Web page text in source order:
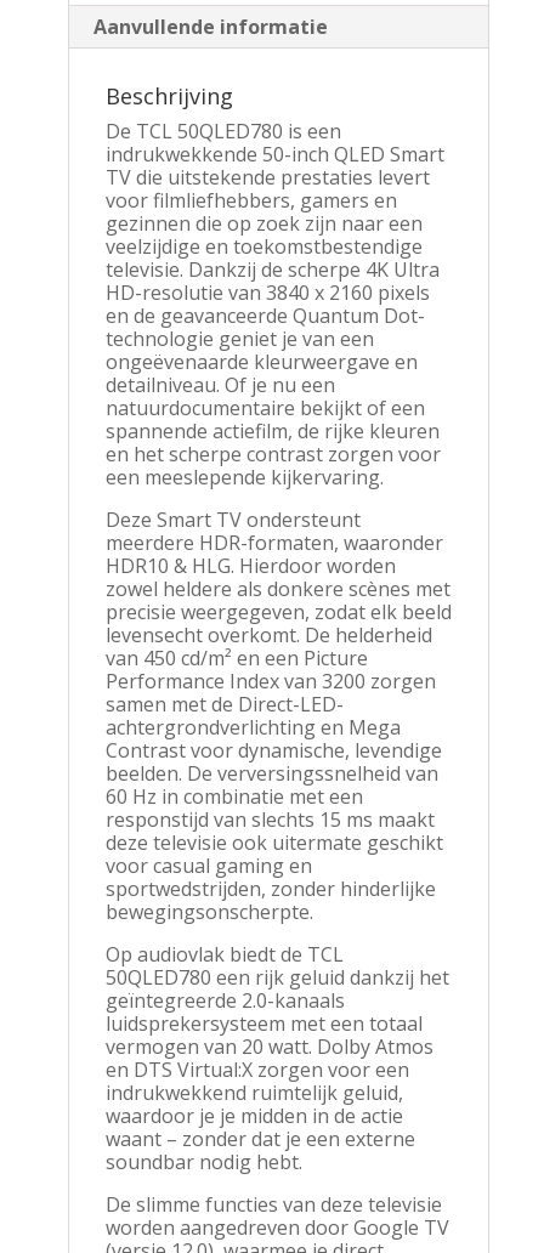
Aanvullende informatie
Beschrijving
De TCL 50QLED780 is een
indrukwekkende 50-inch QLED Smart
TV die uitstekende prestaties levert
voor filmliefhebbers, gamers en
gezinnen die op zoek zijn naar een
veelzijdige en toekomstbestendige
televisie. Dankzij de scherpe 4K Ultra
HD-resolutie van 3840 x 2160 pixels
en de geavanceerde Quantum Dot-
technologie geniet je van een
ongeëvenaarde kleurweergave en
detailniveau. Of je nu een
natuurdocumentaire bekijkt of een
spannende actiefilm, de rijke kleuren
en het scherpe contrast zorgen voor
een meeslepende kijkervaring.
Deze Smart TV ondersteunt
meerdere HDR-formaten, waaronder
HDR10 & HLG. Hierdoor worden
zowel heldere als donkere scènes met
precisie weergegeven, zodat elk beeld
levensecht overkomt. De helderheid
van 450 cd/m² en een Picture
Performance Index van 3200 zorgen
samen met de Direct-LED-
achtergrondverlichting en Mega
Contrast voor dynamische, levendige
beelden. De verversingssnelheid van
60 Hz in combinatie met een
responstijd van slechts 15 ms maakt
deze televisie ook uitermate geschikt
voor casual gaming en
sportwedstrijden, zonder hinderlijke
bewegingsonscherpte.
Op audiovlak biedt de TCL
50QLED780 een rijk geluid dankzij het
geïntegreerde 2.0-kanaals
luidsprekersysteem met een totaal
vermogen van 20 watt. Dolby Atmos
en DTS Virtual:X zorgen voor een
indrukwekkend ruimtelijk geluid,
waardoor je je midden in de actie
waant – zonder dat je een externe
soundbar nodig hebt.
De slimme functies van deze televisie
worden aangedreven door Google TV